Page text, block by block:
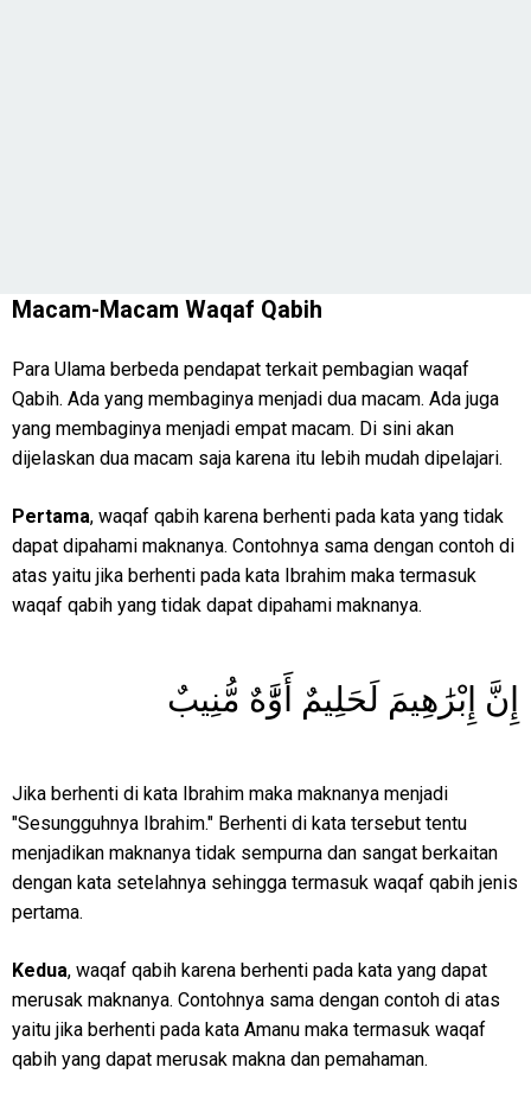
Macam-Macam Waqaf Qabih
Para Ulama berbeda pendapat terkait pembagian waqaf
Qabih. Ada yang membaginya menjadi dua macam. Ada juga
yang membaginya menjadi empat macam. Di sini akan
dijelaskan dua macam saja karena itu lebih mudah dipelajari.
Pertama, waqaf qabih karena berhenti pada kata yang tidak
dapat dipahami maknanya. Contohnya sama dengan contoh di
atas yaitu jika berhenti pada kata Ibrahim maka termasuk
waqaf qabih yang tidak dapat dipahami maknanya.
إِنَّ إِبْرَٰهِيمَ لَحَلِيمٌ أَوَّٰهٌ مُّنِيبٌ
Jika berhenti di kata Ibrahim maka maknanya menjadi
"Sesungguhnya Ibrahim." Berhenti di kata tersebut tentu
menjadikan maknanya tidak sempurna dan sangat berkaitan
dengan kata setelahnya sehingga termasuk waqaf qabih jenis
pertama.
Kedua, waqaf qabih karena berhenti pada kata yang dapat
merusak maknanya. Contohnya sama dengan contoh di atas
yaitu jika berhenti pada kata Amanu maka termasuk waqaf
qabih yang dapat merusak makna dan pemahaman.